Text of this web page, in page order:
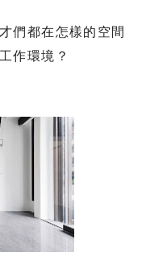
們都在怎樣的空間
作環境？